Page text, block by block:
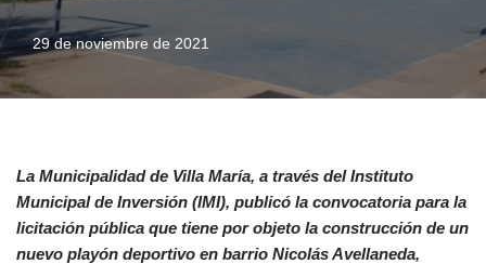
29 de noviembre de 2021
La Municipalidad de Villa María, a través del Instituto
Municipal de Inversión (IMI), publicó la convocatoria para la
licitación pública que tiene por objeto la construcción de un
nuevo playón deportivo en barrio Nicolás Avellaneda,